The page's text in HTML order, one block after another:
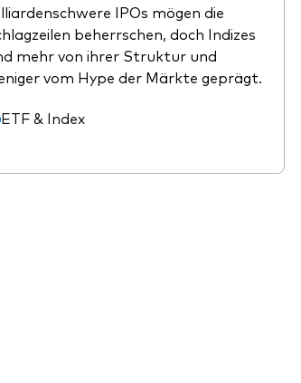
IPOs mögen die
beherrschen, doch Indizes
mehr von ihrer Struktur und
vom Hype der Märkte geprägt.
ETF & Index